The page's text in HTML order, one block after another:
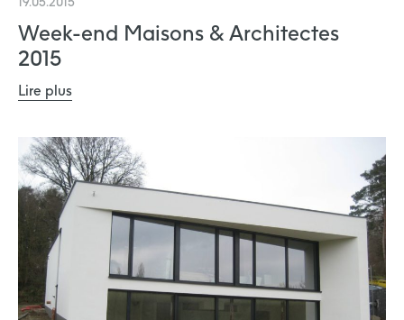
Week-end Maisons & Architectes
2015
Lire plus